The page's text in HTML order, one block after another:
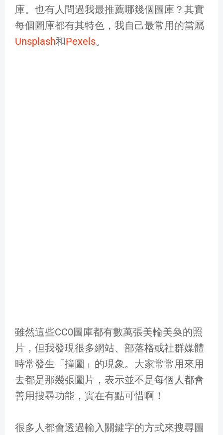
庫。也有人問過我最推薦哪幾個圖庫？其實
每個圖庫都有其特色，我自己最常用的當屬
Unsplash和Pexels。
雖然這些CC0圖庫都有數萬張美輪美奐的照
片，但我發現很多網站、部落格或社群媒體
時常發生「撞圖」的現象。大家常常用來用
去都是那幾張圖片，表示並不是每個人都會
善用搜尋功能，實在有點可惜啊！
很多人都會透過輸入關鍵字的方式來搜尋圖